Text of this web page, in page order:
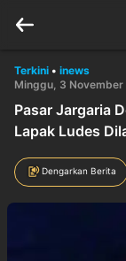
Terkini • inews
Minggu, 3
Pasar Jargaria
Lapak Ludes
Dengarkan Berita